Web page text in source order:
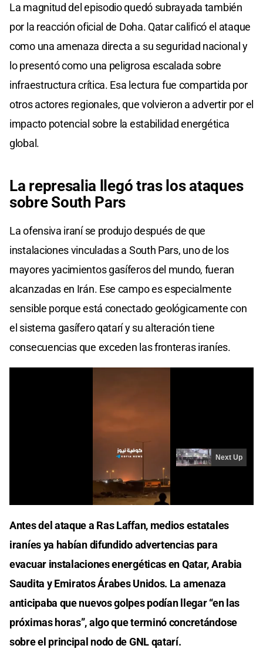
La magnitud del episodio quedó subrayada también
por la reacción oficial de Doha. Qatar calificó el ataque
como una amenaza directa a su seguridad nacional y
lo presentó como una peligrosa escalada sobre
infraestructura crítica. Esa lectura fue compartida por
otros actores regionales, que volvieron a advertir por el
impacto potencial sobre la estabilidad energética
global.
La represalia llegó tras los ataques
sobre South Pars
La ofensiva iraní se produjo después de que
instalaciones vinculadas a South Pars, uno de los
mayores yacimientos gasíferos del mundo, fueran
alcanzadas en Irán. Ese campo es especialmente
sensible porque está conectado geológicamente con
el sistema gasífero qatarí y su alteración tiene
consecuencias que exceden las fronteras iraníes.
Antes del ataque a Ras Laffan, medios estatales
iraníes ya habían difundido advertencias para
evacuar instalaciones energéticas en Qatar, Arabia
Saudita y Emiratos Árabes Unidos. La amenaza
anticipaba que nuevos golpes podían llegar “en las
próximas horas”, algo que terminó concretándose
sobre el principal nodo de GNL qatarí.